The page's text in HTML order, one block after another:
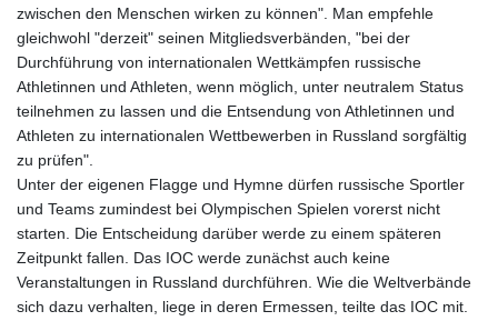
zwischen den Menschen wirken zu können". Man empfehle
gleichwohl "derzeit" seinen Mitgliedsverbänden, "bei der
Durchführung von internationalen Wettkämpfen russische
Athletinnen und Athleten, wenn möglich, unter neutralem Status
teilnehmen zu lassen und die Entsendung von Athletinnen und
Athleten zu internationalen Wettbewerben in Russland sorgfältig
zu prüfen".
Unter der eigenen Flagge und Hymne dürfen russische Sportler
und Teams zumindest bei Olympischen Spielen vorerst nicht
starten. Die Entscheidung darüber werde zu einem späteren
Zeitpunkt fallen. Das IOC werde zunächst auch keine
Veranstaltungen in Russland durchführen. Wie die Weltverbände
sich dazu verhalten, liege in deren Ermessen, teilte das IOC mit.